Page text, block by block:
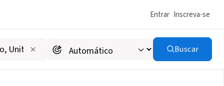
Entrar Inscreva-se
Buscar